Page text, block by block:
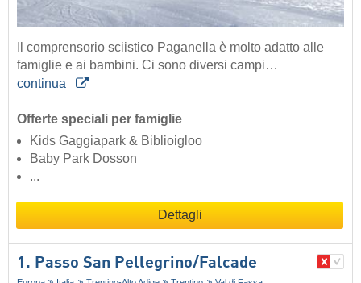
Il comprensorio sciistico Paganella è molto adatto alle
famiglie e ai bambini. Ci sono diversi campi…
continua
Offerte speciali per famiglie
Kids Gaggiapark & Biblioigloo
Baby Park Dosson
...
Dettagli
1. Passo San Pellegrino/​Falcade